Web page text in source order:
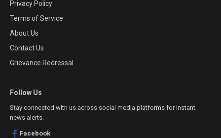
Privacy Policy
Terms of Service
About Us
Contact Us
Grievance Redressal
Follow Us
Stay connected with us across social media platforms for instant
news alerts.
Facebook